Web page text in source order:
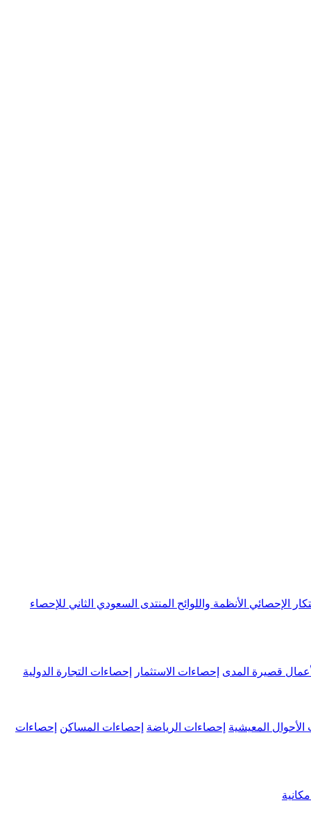
الإحصائي الأنظمة واللوائح المنتدى السعودي الثاني للإحصاء
قصيرة المدى إحصاءات الاستثمار إحصاءات التجارة الدولية
الأحوال المعيشية إحصاءات الرياضة إحصاءات المساكن إحصاءات